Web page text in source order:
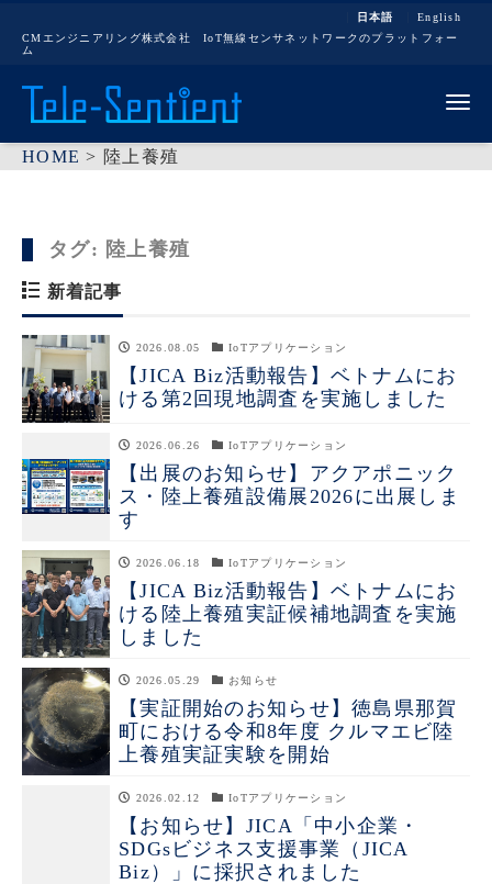
日本語
English
CMエンジニアリング株式会社 IoT無線センサネットワークのプラットフォー
ム
HOME > 陸上養殖
タグ: 陸上養殖
新着記事
2026.08.05 IoTアプリケーション
【JICA Biz活動報告】ベトナムにお
ける第2回現地調査を実施しました
2026.06.26 IoTアプリケーション
【出展のお知らせ】アクアポニック
ス・陸上養殖設備展2026に出展しま
す
2026.06.18 IoTアプリケーション
【JICA Biz活動報告】ベトナムにお
ける陸上養殖実証候補地調査を実施
しました
2026.05.29 お知らせ
【実証開始のお知らせ】徳島県那賀
町における令和8年度 クルマエビ陸
上養殖実証実験を開始
2026.02.12 IoTアプリケーション
【お知らせ】JICA「中小企業・
SDGsビジネス支援事業（JICA
Biz）」に採択されました